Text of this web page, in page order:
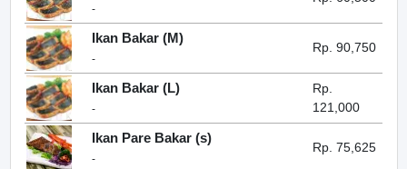
-
Ikan Bakar (M)
-
Rp. 90,750
Ikan Bakar (L)
-
Rp.
121,000
Ikan Pare Bakar (s)
-
Rp. 75,625